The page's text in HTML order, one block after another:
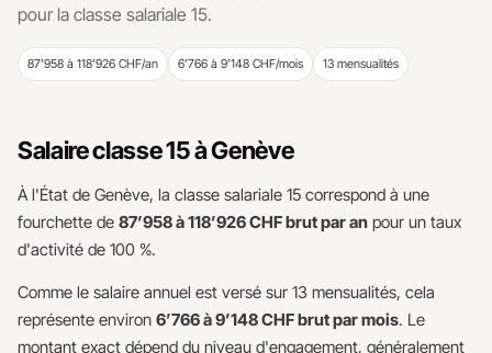
Salaires
Archives
pour la classe salariale 15.
87’958 à 118’926 CHF/an 6’766 à 9’148 CHF/mois 13 mensualités
Salaire classe 15 à Genève
À l'État de Genève, la classe salariale 15 correspond à une
fourchette de 87’958 à 118’926 CHF brut par an pour un taux
d'activité de 100 %.
Comme le salaire annuel est versé sur 13 mensualités, cela
représente environ 6’766 à 9’148 CHF brut par mois. Le
montant exact dépend du niveau d'engagement, généralement